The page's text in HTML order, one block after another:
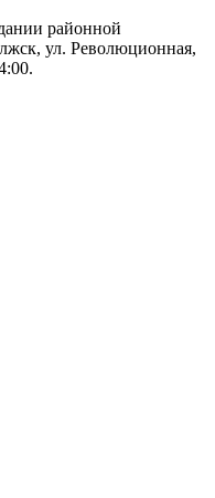
районной
ул. Революционная,